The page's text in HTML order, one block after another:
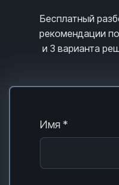
Бесплатный
рекомендации
и 3 варианта
Имя *